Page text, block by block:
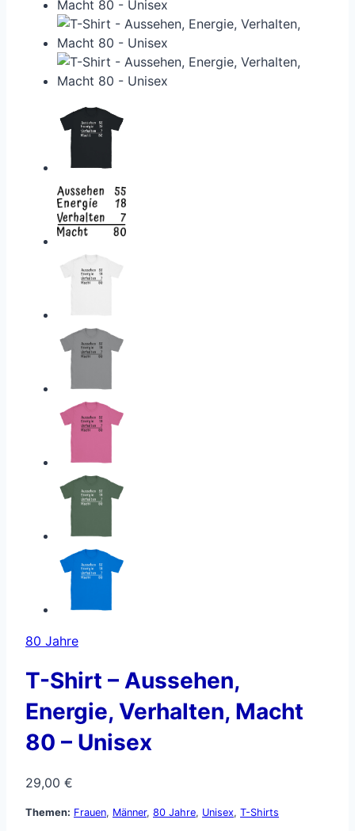
80 Jahre
T-Shirt – Aussehen,
Energie, Verhalten, Macht
80 – Unisex
29,00 €
Themen: Frauen, Männer, 80 Jahre, Unisex, T-Shirts